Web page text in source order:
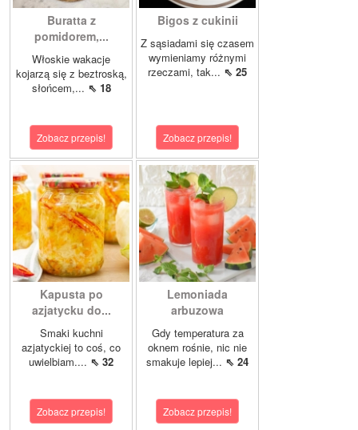
Buratta z
pomidorem,...
Włoskie wakacje
kojarzą się z beztroską,
słońcem,... ⇖ 18
Zobacz przepis!
Bigos z cukinii
Z sąsiadami się czasem
wymieniamy różnymi
rzeczami, tak... ⇖ 25
Zobacz przepis!
Kapusta po
azjatycku do...
Smaki kuchni
azjatyckiej to coś, co
uwielbiam.... ⇖ 32
Zobacz przepis!
Lemoniada
arbuzowa
Gdy temperatura za
oknem rośnie, nic nie
smakuje lepiej... ⇖ 24
Zobacz przepis!